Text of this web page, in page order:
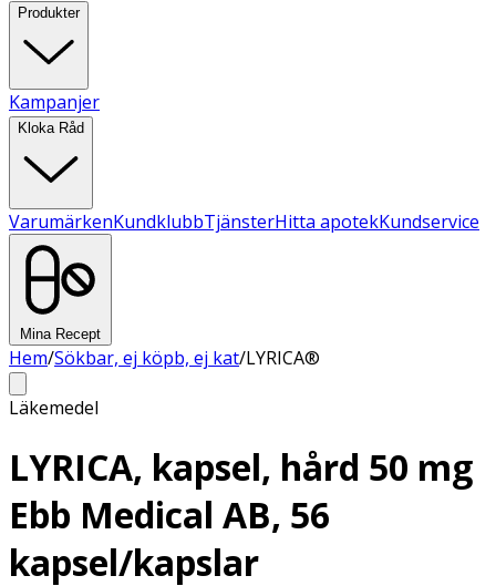
Produkter
Kampanjer
Kloka Råd
VarumärkenKundklubbTjänsterHitta apotekKundservice
Mina Recept
Hem/Sökbar, ej köpb, ej kat/LYRICA®
Läkemedel
LYRICA, kapsel, hård 50 mg
Ebb Medical AB, 56
kapsel/kapslar